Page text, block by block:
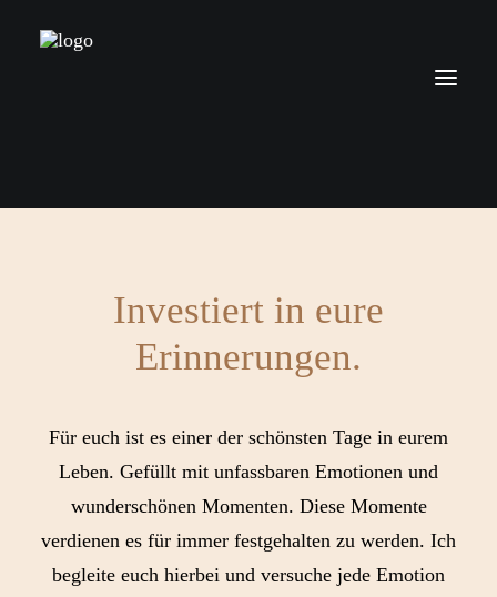
Investiert in eure
Erinnerungen.
Für euch ist es einer der schönsten Tage in eurem
Leben. Gefüllt mit unfassbaren Emotionen und
wunderschönen Momenten. Diese Momente
verdienen es für immer festgehalten zu werden. Ich
begleite euch hierbei und versuche jede Emotion